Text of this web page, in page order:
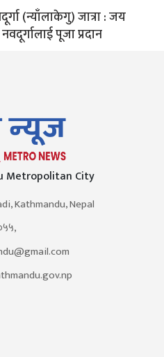
(न्याँलाकेगु) जात्रा : जय
पूजा प्रदान
Metropolitan City
Kathmandu, Nepal